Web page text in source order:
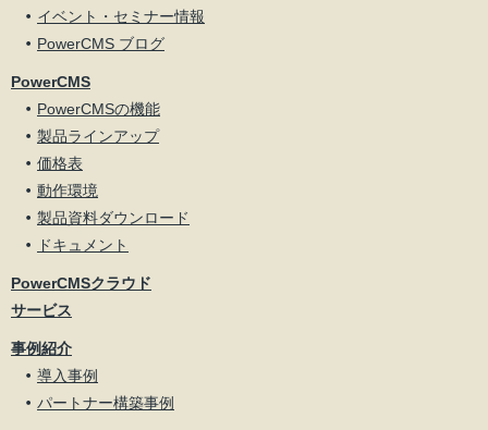
イベント・セミナー情報
PowerCMS ブログ
PowerCMS
PowerCMSの機能
製品ラインアップ
価格表
動作環境
製品資料ダウンロード
ドキュメント
PowerCMSクラウド
サービス
事例紹介
導入事例
パートナー構築事例